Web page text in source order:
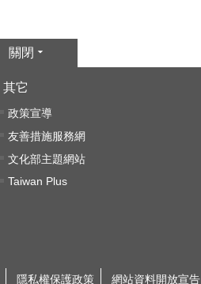
關閉
其它
政策宣導
友善措施服務網
文化部主題網站
Taiwan Plus
隱私權保護政策 網站資料開放宣告